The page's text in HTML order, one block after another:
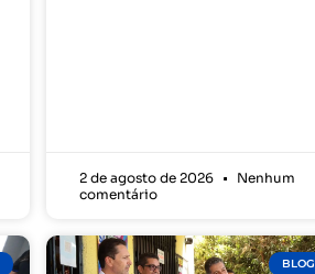
2 de agosto de 2026
Nenhum
comentário
BLOG